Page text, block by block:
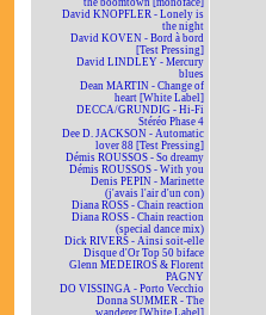
the boomtown [monoface]
David KNOPFLER - Lonely is
the night
David KOVEN - Bord à bord
[Test Pressing]
David LINDLEY - Mercury
blues
Dean MARTIN - Change of
heart [White Label]
DECCA/GRUNDIG - Hi-Fi
Stéréo Phase 4
Dee D. JACKSON - Automatic
lover 88 [Test Pressing]
Démis ROUSSOS - So dreamy
Démis ROUSSOS - With you
Denis PEPIN - Marinette
(j'avais l'air d'un con)
Diana ROSS - Chain reaction
Diana ROSS - Chain reaction
(special dance mix)
Dick RIVERS - Ainsi soit-elle
Disque d'Or Top 50 biface
Glenn MEDEIROS & Florent
PAGNY
DO VISSINGA - Porto Vecchio
Donna SUMMER - The
wanderer [White Label]